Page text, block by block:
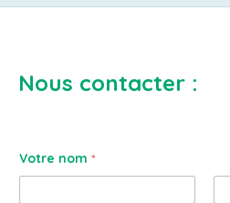
Nous contacter :
Votre nom *